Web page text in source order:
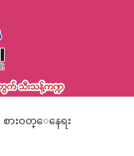
ာ်လိုက်ပါ
စားဝတ္ေနေရး